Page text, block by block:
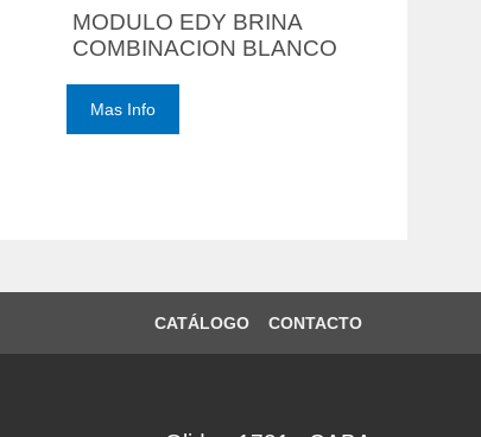
MODULO EDY BRINA
COMBINACION BLANCO
Mas Info
CATÁLOGO CONTACTO